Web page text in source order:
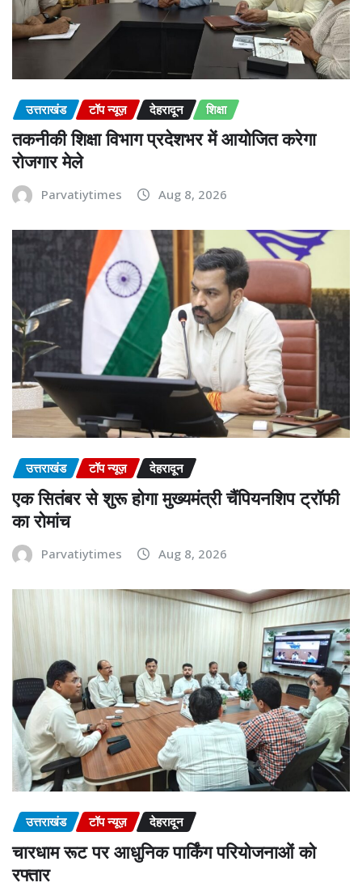
उत्तराखंड टॉप न्यूज़ देहरादून शिक्षा
तकनीकी शिक्षा विभाग प्रदेशभर में आयोजित करेगा
रोजगार मेले
Parvatiytimes Aug 8, 2026
उत्तराखंड टॉप न्यूज़ देहरादून
एक सितंबर से शुरू होगा मुख्यमंत्री चैंपियनशिप ट्रॉफी
का रोमांच
Parvatiytimes Aug 8, 2026
उत्तराखंड टॉप न्यूज़ देहरादून
चारधाम रूट पर आधुनिक पार्किंग परियोजनाओं को
रफ्तार